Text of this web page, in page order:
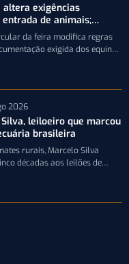
altera exigências
de animais;
da feira modifica regras
exigida dos equinos
2026
leiloeiro que marcou
brasileira
rurais, Marcelo Silva
décadas aos leilões de